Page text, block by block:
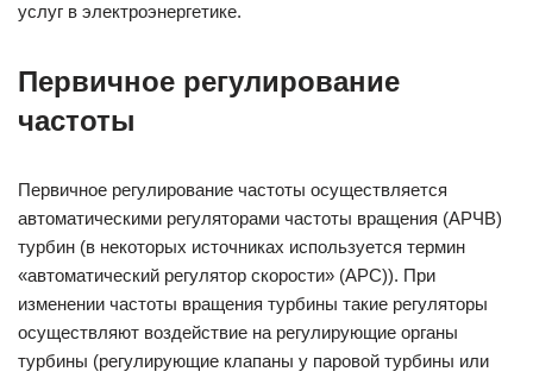
услуг в электроэнергетике.
Первичное регулирование
частоты
Первичное регулирование частоты осуществляется
автоматическими регуляторами частоты вращения (АРЧВ)
турбин (в некоторых источниках используется термин
«автоматический регулятор скорости» (АРС)). При
изменении частоты вращения турбины такие регуляторы
осуществляют воздействие на регулирующие органы
турбины (регулирующие клапаны у паровой турбины или